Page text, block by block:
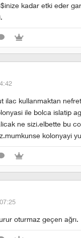
kadar etki eder
ilac kullanmaktan
ile bolca islatip
ne sizi.elbette bu
kolonyayi
oturmaz geçen ağrı.